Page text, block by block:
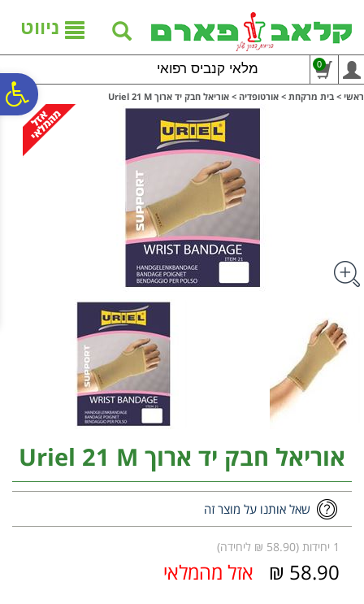
נגישות
אתר
המרכזי
ניווט
מלאי קנביס רפואי 0
ראשי > בית מרקחת > אורטופדיה > אוריאל חבק יד ארוך Uriel 21 M
אוריאל חבק יד ארוך Uriel 21 M
שאל אותנו על מוצר זה
1 יחידות (58.90 ₪ ליחידה)
58.90 ₪ אזל מהמלאי